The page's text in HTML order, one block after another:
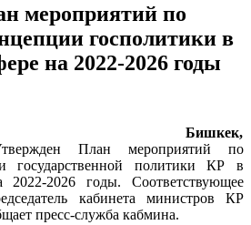
мероприятий по
госполитики в
на 2022-2026 годы
Бишкек,
План мероприятий по
государственной политики КР в
2022-2026 годы. Соответствующее
кабинета министров КР
пресс-служба кабмина.